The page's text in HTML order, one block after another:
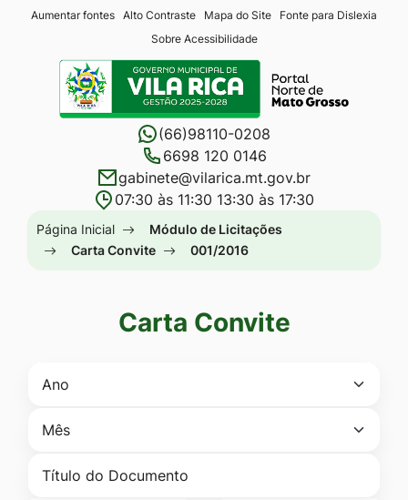
Seção
atalhos
links
acessibilidade
Ir
conteúdo
[alt+1]
menu
[alt+2]
Aumentar fontes Alto Contraste Mapa do Site
Fonte para Dislexia
Sobre Acessibilidade
Seção
menu
(66)98110-0208
6698 120 0146
gabinete@vilarica.mt.gov.br
07:30 às 11:30 13:30 às 17:30
Seção
do
Página Inicial
Módulo de Licitações
Carta Convite
001/2016
Carta Convite